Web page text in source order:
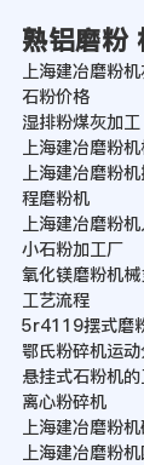
熟铝磨粉
上海建冶磨粉
石粉价格
湿排粉煤灰加工
上海建冶磨粉
上海建冶磨粉
程磨粉机
上海建冶磨粉
小石粉加工厂
氧化镁磨粉机
工艺流程
5r4119摆式磨
鄂氏粉碎机运
悬挂式石粉机
离心粉碎机
上海建冶磨粉
上海建冶磨粉